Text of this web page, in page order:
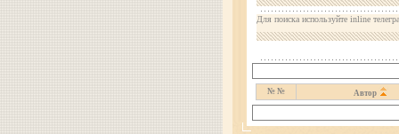
Для поиска используйте inline
№ № Автор